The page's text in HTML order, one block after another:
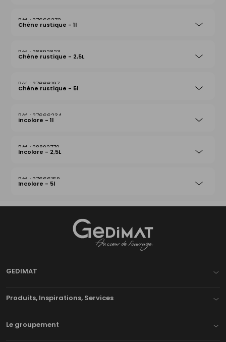
27666272
Chêne rustique - 1l
28892823
Chêne rustique - 2,5L
27666197
Chêne rustique - 5l
27666234
Incolore - 1l
28892779
Incolore - 2,5L
27666159
Incolore - 5l
GEDIMAT
Produits, Inspirations, Services
Le groupement